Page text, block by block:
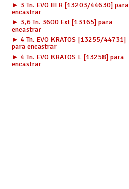
► 3 Tn. EVO III R [13203/44630] para
encastrar
► 3,6 Tn. 3600 Ext [13165] para
encastrar
► 4 Tn. EVO KRATOS [13255/44731]
para encastrar
► 4 Tn. EVO KRATOS L [13258] para
encastrar